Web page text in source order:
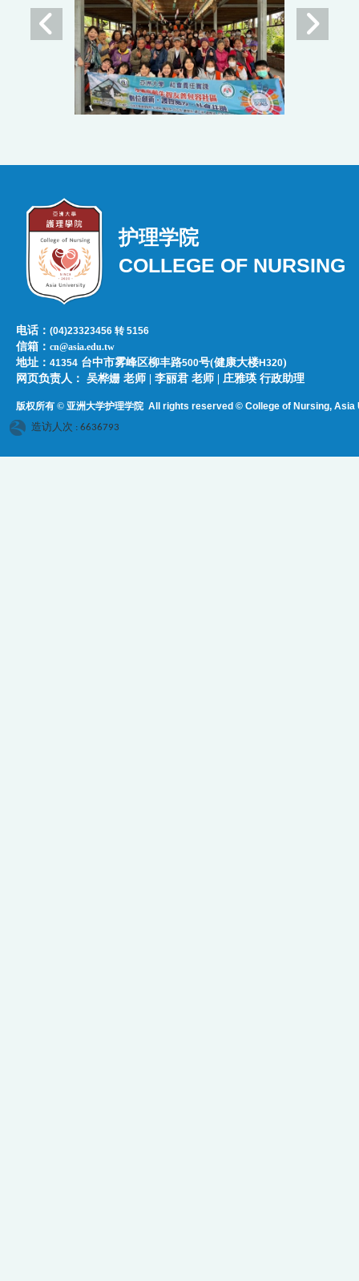
护理学院
COLLEGE OF NURSING
电话：(04)23323456 转 5156
信箱：cn@asia.edu.tw
地址：41354 台中市雾峰区柳丰路500号(健康大楼H320)
网页负责人：​​​ ​吴桦姗 老师 | 李丽君 老师 | 庄雅瑛 行政助理
版权所有 © 亚洲大学护理学院All rights reserved © College of Nursing, Asia
造访人次 : 6636793